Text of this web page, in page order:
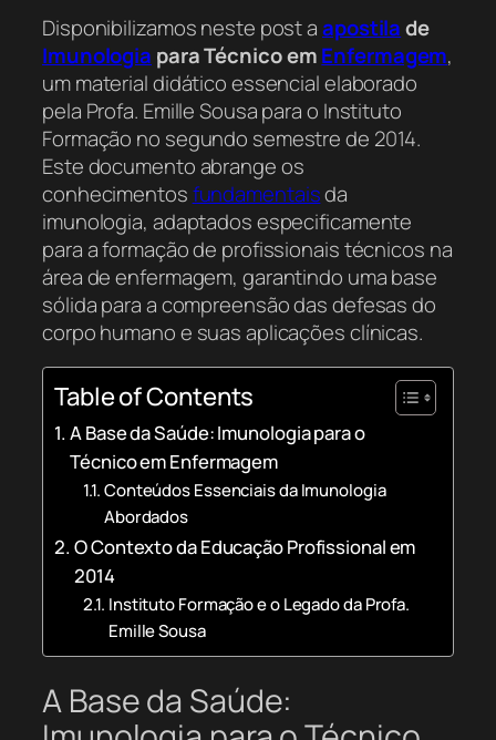
Disponibilizamos neste post aapostilade
Imunologia para Técnico emEnfermagem,
um material didático essencial elaborado
pela Profa. Emille Sousa para o Instituto
Formação no segundo semestre de 2014.
Este documento abrange os
conhecimentosfundamentaisda
imunologia, adaptados especificamente
para a formação de profissionais técnicos na
área de enfermagem, garantindo uma base
sólida para a compreensão das defesas do
corpo humano e suas aplicações clínicas.
Table of Contents
A Base da Saúde: Imunologia para o
Técnico em Enfermagem
Conteúdos Essenciais da Imunologia
Abordados
O Contexto da Educação Profissional em
2014
Instituto Formação e o Legado da Profa.
Emille Sousa
A Base da Saúde: